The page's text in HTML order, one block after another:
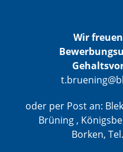
Wir
oder per Post an:
Brüning ,
Borken,